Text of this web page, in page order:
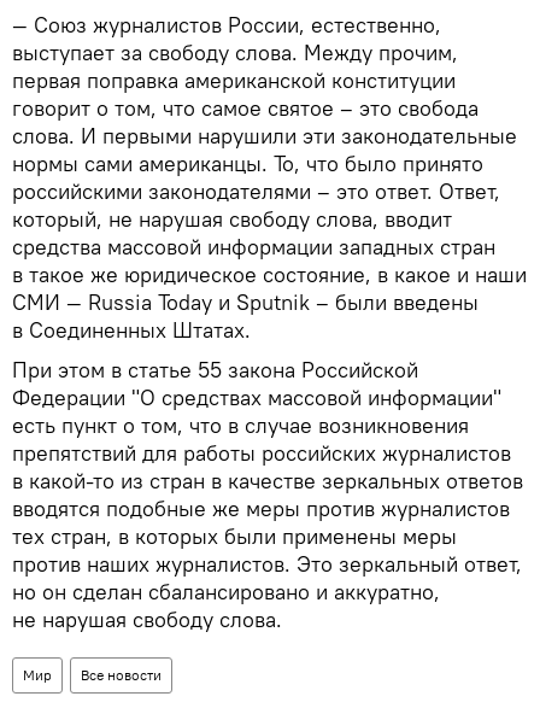
— Союз журналистов России, естественно,
выступает за свободу слова. Между прочим,
первая поправка американской конституции
говорит о том, что самое святое – это свобода
слова. И первыми нарушили эти законодательные
нормы сами американцы. То, что было принято
российскими законодателями – это ответ. Ответ,
который, не нарушая свободу слова, вводит
средства массовой информации западных стран
в такое же юридическое состояние, в какое и наши
СМИ — Russia Today и Sputnik – были введены
в Соединенных Штатах.
При этом в статье 55 закона Российской
Федерации "О средствах массовой информации"
есть пункт о том, что в случае возникновения
препятствий для работы российских журналистов
в какой-то из стран в качестве зеркальных ответов
вводятся подобные же меры против журналистов
тех стран, в которых были применены меры
против наших журналистов. Это зеркальный ответ,
но он сделан сбалансировано и аккуратно,
не нарушая свободу слова.
Мир Все новости